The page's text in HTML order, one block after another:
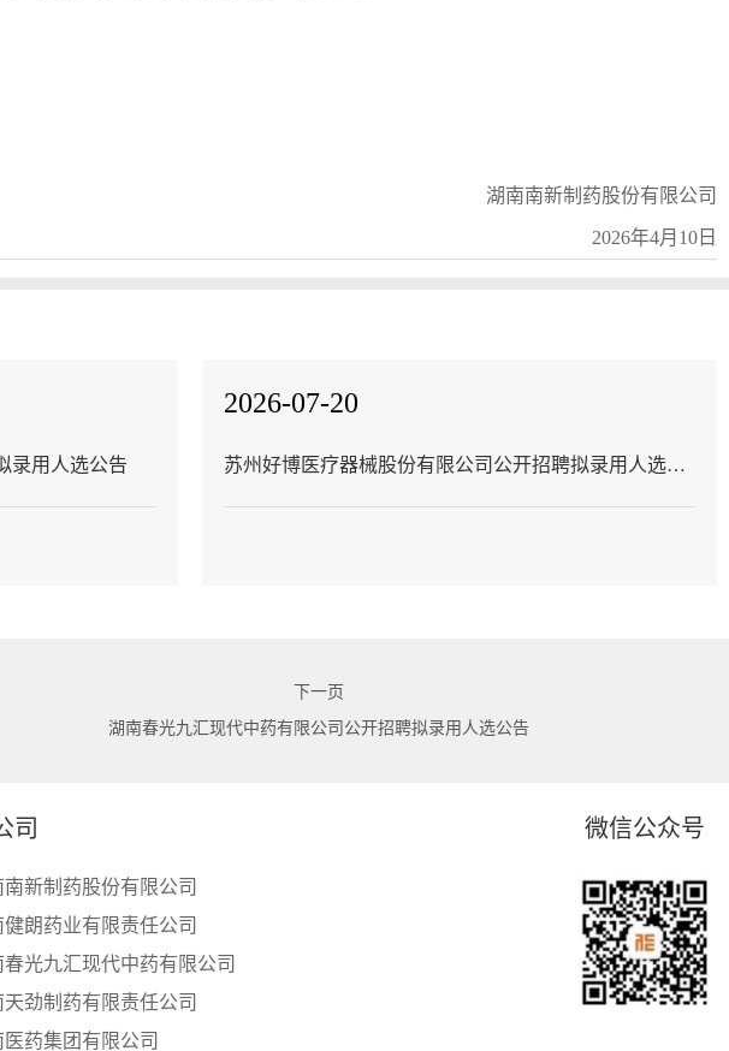
湖南南新制药股份有限公司
2026年4月10日
录用人选公告
2026-07-20
苏州好博医疗器械股份有限公司公开招聘拟录用人选公
告
下一页
湖南春光九汇现代中药有限公司公开招聘拟录用人选公告
司
南新制药股份有限公司
健朗药业有限责任公司
春光九汇现代中药有限公司
天劲制药有限责任公司
医药集团有限公司
微信公众号